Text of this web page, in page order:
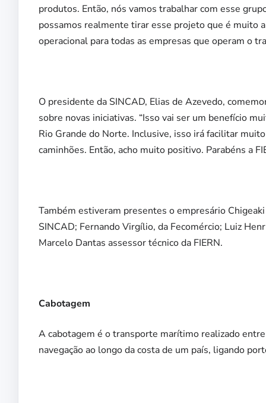
produtos. Então, nós vamos trabalhar com esse
possamos realmente tirar esse projeto que é muito
operacional para todas as empresas que operam o
O presidente da SINCAD, Elias de Azevedo,
sobre novas iniciativas. “Isso vai ser um benefício
Rio Grande do Norte. Inclusive, isso irá facilitar
caminhões. Então, acho muito positivo. Parabéns a
Também estiveram presentes o empresário
SINCAD; Fernando Virgílio, da Fecomércio; Luiz
Marcelo Dantas assessor técnico da FIERN.
Cabotagem
A cabotagem é o transporte marítimo realizado
navegação ao longo da costa de um país, ligando